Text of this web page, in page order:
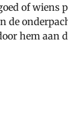
of
de
hem aan